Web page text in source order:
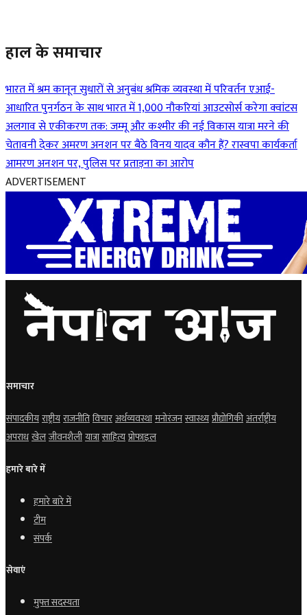
हाल के समाचार
भारत में श्रम कानून सुधारों से अनुबंध श्रमिक व्यवस्था में परिवर्तनएआई-
आधारित पुनर्गठन के साथ भारत में 1,000 नौकरियां आउटसोर्स करेगा क्वांटस
अलगाव से एकीकरण तक: जम्मू और कश्मीर की नई विकास यात्रामरने की
चेतावनी देकर अमरण अनशन पर बैठे विनय यादव कौन हैं?रास्वपा कार्यकर्ता
आमरण अनशन पर, पुलिस पर प्रताड़ना का आरोप
ADVERTISEMENT
समाचार
संपादकीयराष्ट्रीयराजनीतिविचारअर्थव्यवस्थामनोरंजनस्वास्थ्यप्रौद्योगिकीअंतर्राष्ट्रीय
अपराधखेलजीवनशैलीयात्रासाहित्यप्रोफाइल
हमारे बारे में
हमारे बारे में
टीम
संपर्क
सेवाएं
मुफ्त सदस्यता